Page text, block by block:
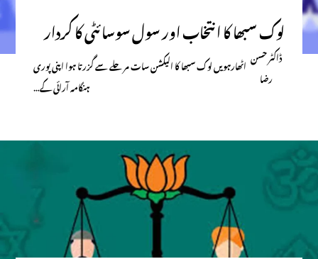
لوک سبھا کا انتخاب اور سول سوسائٹی کا کردار
ڈاکٹر حسن
رضا
اٹھارہویں لوک سبھا کا الیکشن سات مرحلے سے گزرتا ہوا اپنی پوری
ہنگامہ آرائی کے…